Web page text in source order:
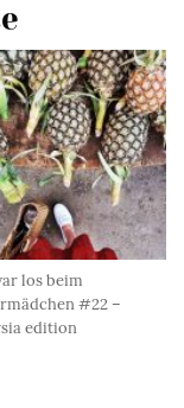
los beim
#22 –
edition